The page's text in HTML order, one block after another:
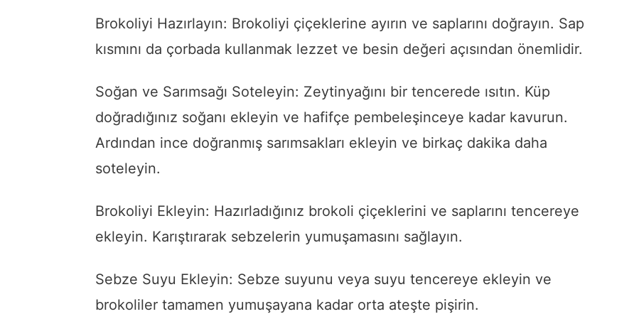
Brokoliyi Hazırlayın: Brokoliyi çiçeklerine ayırın ve saplarını doğrayın. Sap
kısmını da çorbada kullanmak lezzet ve besin değeri açısından önemlidir.
Soğan ve Sarımsağı Soteleyin: Zeytinyağını bir tencerede ısıtın. Küp
doğradığınız soğanı ekleyin ve hafifçe pembeleşinceye kadar kavurun.
Ardından ince doğranmış sarımsakları ekleyin ve birkaç dakika daha
soteleyin.
Brokoliyi Ekleyin: Hazırladığınız brokoli çiçeklerini ve saplarını tencereye
ekleyin. Karıştırarak sebzelerin yumuşamasını sağlayın.
Sebze Suyu Ekleyin: Sebze suyunu veya suyu tencereye ekleyin ve
brokoliler tamamen yumuşayana kadar orta ateşte pişirin.